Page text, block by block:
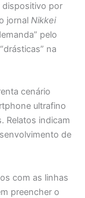
dispositivo por
jornal Nikkei
pelo
na
cenário
ultrafino
Relatos indicam
de
com as linhas
preencher o